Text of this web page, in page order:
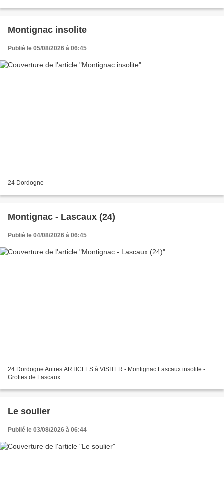
Montignac insolite
Publié le 05/08/2026 à 06:45
24 Dordogne
Montignac - Lascaux (24)
Publié le 04/08/2026 à 06:45
24 Dordogne Autres ARTICLES à VISITER - Montignac Lascaux insolite -
Grottes de Lascaux
Le soulier
Publié le 03/08/2026 à 06:44